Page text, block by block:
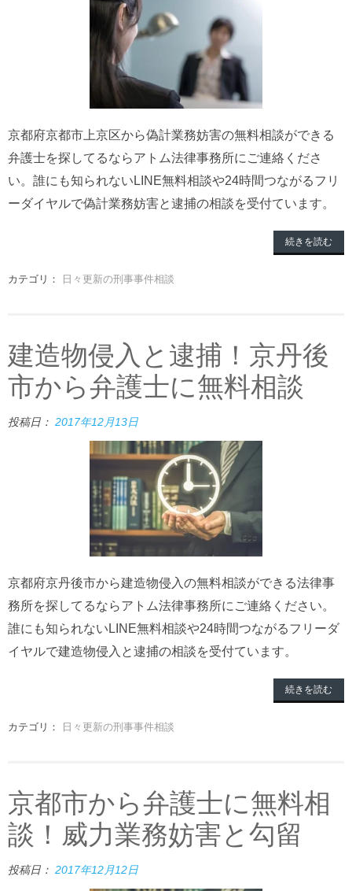
京都府京都市上京区から偽計業務妨害の無料相談ができる
弁護士を探してるならアトム法律事務所にご連絡くださ
い。誰にも知られないLINE無料相談や24時間つながるフリ
ーダイヤルで偽計業務妨害と逮捕の相談を受付ています。
続きを読む
カテゴリ： 日々更新の刑事事件相談
建造物侵入と逮捕！京丹後
市から弁護士に無料相談
投稿日： 2017年12月13日
京都府京丹後市から建造物侵入の無料相談ができる法律事
務所を探してるならアトム法律事務所にご連絡ください。
誰にも知られないLINE無料相談や24時間つながるフリーダ
イヤルで建造物侵入と逮捕の相談を受付ています。
続きを読む
カテゴリ： 日々更新の刑事事件相談
京都市から弁護士に無料相
談！威力業務妨害と勾留
投稿日： 2017年12月12日